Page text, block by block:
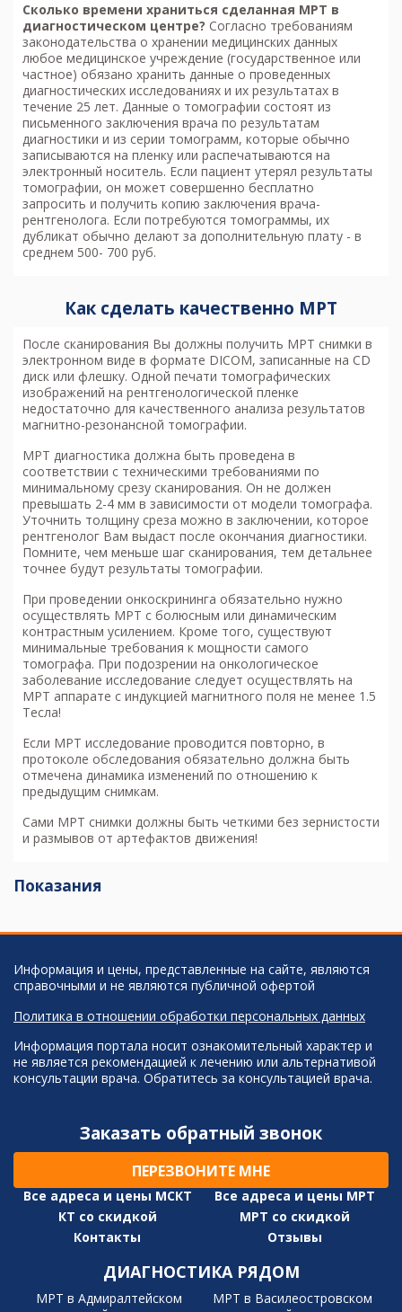
Сколько времени храниться сделанная МРТ в
диагностическом центре? Согласно требованиям
законодательства о хранении медицинских данных
любое медицинское учреждение (государственное или
частное) обязано хранить данные о проведенных
диагностических исследованиях и их результатах в
течение 25 лет. Данные о томографии состоят из
письменного заключения врача по результатам
диагностики и из серии томограмм, которые обычно
записываются на пленку или распечатываются на
электронный носитель. Если пациент утерял результаты
томографии, он может совершенно бесплатно
запросить и получить копию заключения врача-
рентгенолога. Если потребуются томограммы, их
дубликат обычно делают за дополнительную плату - в
среднем 500- 700 руб.
Как сделать качественно МРТ
После сканирования Вы должны получить МРТ снимки в
электронном виде в формате DICOM, записанные на CD
диск или флешку. Одной печати томографических
изображений на рентгенологической пленке
недостаточно для качественного анализа результатов
магнитно-резонансной томографии.
МРТ диагностика должна быть проведена в
соответствии с техническими требованиями по
минимальному срезу сканирования. Он не должен
превышать 2-4 мм в зависимости от модели томографа.
Уточнить толщину среза можно в заключении, которое
рентгенолог Вам выдаст после окончания диагностики.
Помните, чем меньше шаг сканирования, тем детальнее
точнее будут результаты томографии.
При проведении онкоскрининга обязательно нужно
осуществлять МРТ с болюсным или динамическим
контрастным усилением. Кроме того, существуют
минимальные требования к мощности самого
томографа. При подозрении на онкологическое
заболевание исследование следует осуществлять на
МРТ аппарате с индукцией магнитного поля не менее 1.5
Тесла!
Если МРТ исследование проводится повторно, в
протоколе обследования обязательно должна быть
отмечена динамика изменений по отношению к
предыдущим снимкам.
Сами МРТ снимки должны быть четкими без зернистости
и размывов от артефактов движения!
Показания
Информация и цены, представленные на сайте, являются
справочными и не являются публичной офертой
Политика в отношении обработки персональных данных
Информация портала носит ознакомительный характер и
не является рекомендацией к лечению или альтернативой
консультации врача. Обратитесь за консультацией врача.
Заказать обратный звонок
ПЕРЕЗВОНИТЕ МНЕ
Все адреса и цены МСКТ
Все адреса и цены МРТ
КТ со скидкой
МРТ со скидкой
Контакты
Отзывы
ДИАГНОСТИКА РЯДОМ
МРТ в Адмиралтейском
МРТ в Василеостровском